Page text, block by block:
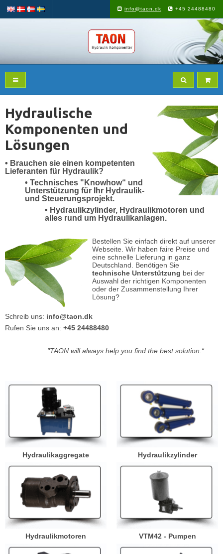
info@taon.dk +45 24488480
Hydraulische
Komponenten und
Lösungen
• Brauchen sie einen kompetenten
Lieferanten für Hydraulik?
• Technisches "Knowhow“ und
Unterstützung für Ihr Hydraulik-
und Steuerungsprojekt.
• Hydraulikzylinder, Hydraulikmotoren und
alles rund um Hydraulikanlagen.
Bestellen Sie einfach direkt auf unserer
Webseite. Wir haben faire Preise und
eine schnelle Lieferung in ganz
Deutschland. Benötigen Sie
technische Unterstützung bei der
Auswahl der richtigen Komponenten
oder der Zusammenstellung Ihrer
Lösung?
Schreib uns: info@taon.dk
Rufen Sie uns an: +45 24488480
"TAONwill always help you find the best solution.“
Hydraulikaggregate Hydraulikzylinder
Hydraulikmotoren VTM42 - Pumpen